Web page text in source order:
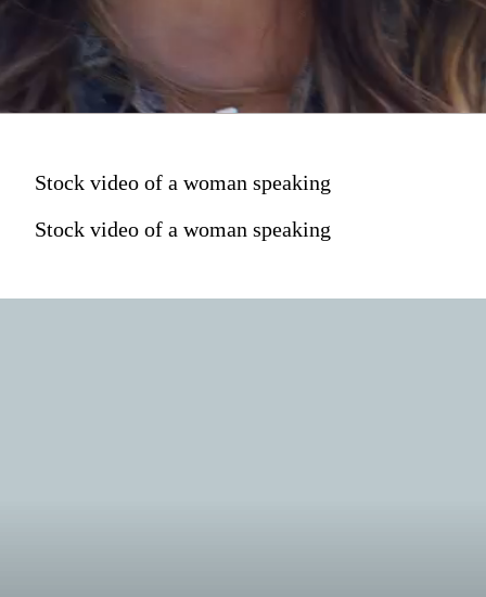
Stock video of a woman speaking
Stock video of a woman speaking